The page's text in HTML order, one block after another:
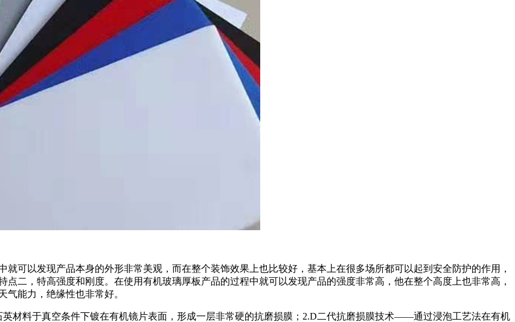
可以发现产品本身的外形非常美观，而在整个装饰效果上也比较好，基本上在很多场所都可以起到安全防护的作用，
二，特高强度和刚度。在使用有机玻璃厚板产品的过程中就可以发现产品的强度非常高，他在整个高度上也非常高，
能力，绝缘性也非常好。
材料于真空条件下镀在有机镜片表面，形成一层非常硬的抗磨损膜；2.D二代抗磨损膜技术——通过浸泡工艺法在有机